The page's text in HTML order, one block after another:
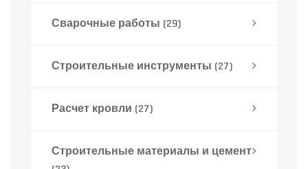
Сварочные работы (29)
Строительные инструменты (27)
Расчет кровли (27)
Строительные материалы и цемент